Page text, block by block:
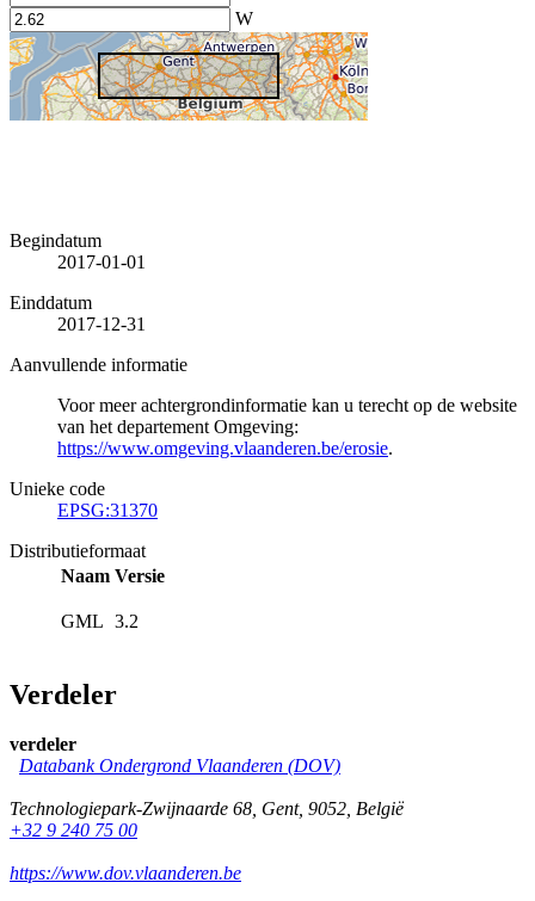
W
Begindatum
2017-01-01
Einddatum
2017-12-31
Aanvullende informatie
Voor meer achtergrondinformatie kan u terecht op de website
van het departement Omgeving:
https://www.omgeving.vlaanderen.be/erosie.
Unieke code
EPSG:31370
Distributieformaat
Naam Versie
GML 3.2
Verdeler
verdeler
Databank Ondergrond Vlaanderen (DOV)
Technologiepark-Zwijnaarde 68, Gent, 9052, België
+32 9 240 75 00
https://www.dov.vlaanderen.be